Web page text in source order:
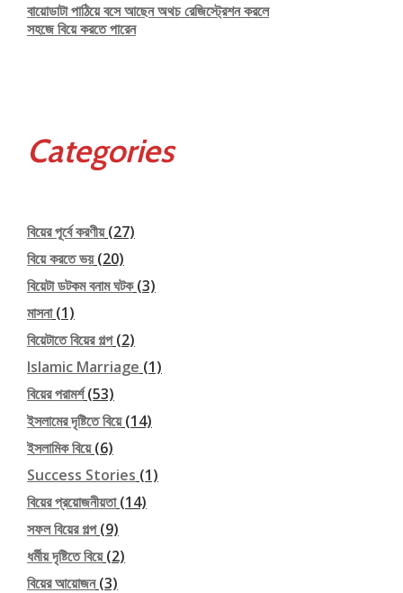
বায়োডাটা পাঠিয়ে বসে আছেন অথচ রেজিস্ট্রেশন করলে
সহজে বিয়ে করতে পারেন
Categories
বিয়ের পূর্বে করণীয়(27)
বিয়ে করতে ভয়(20)
বিয়েটা ডটকম বনাম ঘটক(3)
মাসনা(1)
বিয়েটাতে বিয়ের গল্প(2)
Islamic Marriage (1)
বিয়ের পরামর্শ(53)
ইসলামের দৃষ্টিতে বিয়ে(14)
ইসলামিক বিয়ে(6)
Success Stories (1)
বিয়ের প্রয়োজনীয়তা(14)
সফল বিয়ের গল্প(9)
ধর্মীয় দৃষ্টিতে বিয়ে(2)
বিয়ের আয়োজন(3)